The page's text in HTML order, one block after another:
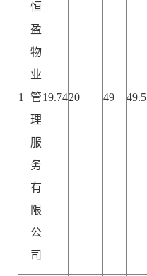
1
恒
盈
物
业
管
理
服
务
有
限
公
司
19.7420 49 49.5